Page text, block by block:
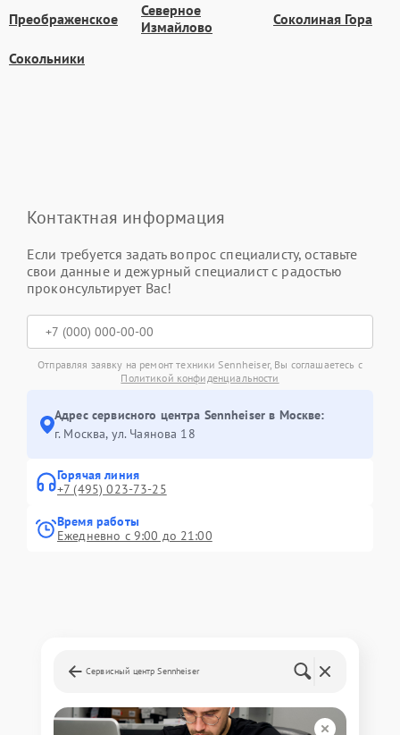
Преображенское
Северное
Измайлово
Соколиная Гора
Сокольники
Контактная информация
Если требуется задать вопрос специалисту, оставьте
свои данные и дежурный специалист с радостью
проконсультирует Вас!
Отправляя заявку на ремонт техники Sennheiser, Вы соглашаетесь с
Политикой конфиденциальности
Адрес сервисного центра Sennheiser в Москве:
г. Москва, ул. Чаянова 18
Горячая линия
+7 (495) 023-73-25
Время работы
Ежедневно с 9:00 до 21:00
Сервисный центр Sennheiser